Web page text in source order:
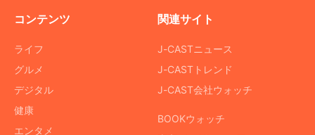
コンテンツ
ライフ
グルメ
デジタル
健康
エンタメ
関連サイト
J-CASTニュース
J-CASTトレンド
J-CAST会社ウォッチ
BOOKウォッチ